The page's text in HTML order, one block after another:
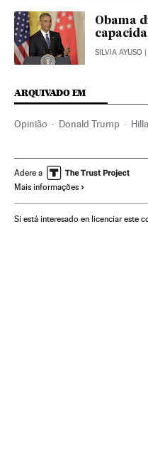
Obama
SILVIA AYUSO
ARQUIVADO EM
Opinião Donald Trump
Estados Unidos América do
Economia
Adere a
Mais informações
Si está interesado en licenciar este